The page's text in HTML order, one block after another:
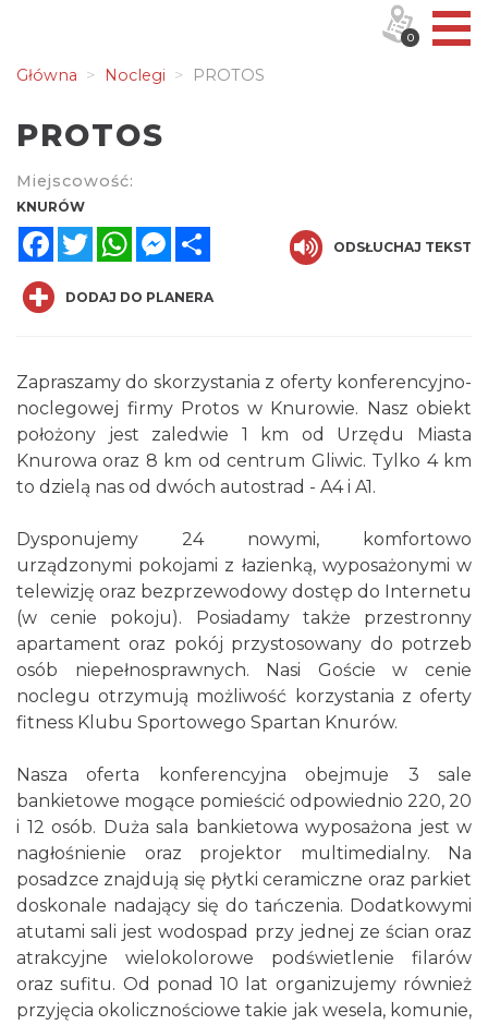
Główna Noclegi PROTOS
PROTOS
Miejscowość:
KNURÓW
FacebookTwitterWhatsAppMessenger
ODSŁUCHAJ TEKST
DODAJ DO PLANERA
Zapraszamy do skorzystania z oferty konferencyjno-
noclegowej firmy Protos w Knurowie. Nasz obiekt
położony jest zaledwie 1 km od Urzędu Miasta
Knurowa oraz 8 km od centrum Gliwic. Tylko 4 km
to dzielą nas od dwóch autostrad - A4 i A1.
Dysponujemy 24 nowymi, komfortowo
urządzonymi pokojami z łazienką, wyposażonymi w
telewizję oraz bezprzewodowy dostęp do Internetu
(w cenie pokoju). Posiadamy także przestronny
apartament oraz pokój przystosowany do potrzeb
osób niepełnosprawnych. Nasi Goście w cenie
noclegu otrzymują możliwość korzystania z oferty
fitness Klubu Sportowego Spartan Knurów.
Nasza oferta konferencyjna obejmuje 3 sale
bankietowe mogące pomieścić odpowiednio 220, 20
i 12 osób. Duża sala bankietowa wyposażona jest w
nagłośnienie oraz projektor multimedialny. Na
posadzce znajdują się płytki ceramiczne oraz parkiet
doskonale nadający się do tańczenia. Dodatkowymi
atutami sali jest wodospad przy jednej ze ścian oraz
atrakcyjne wielokolorowe podświetlenie filarów
oraz sufitu. Od ponad 10 lat organizujemy również
przyjęcia okolicznościowe takie jak wesela, komunie,
0